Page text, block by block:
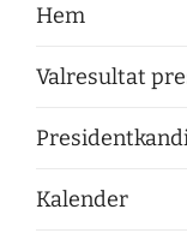
Hem
Valresultat
Kalender